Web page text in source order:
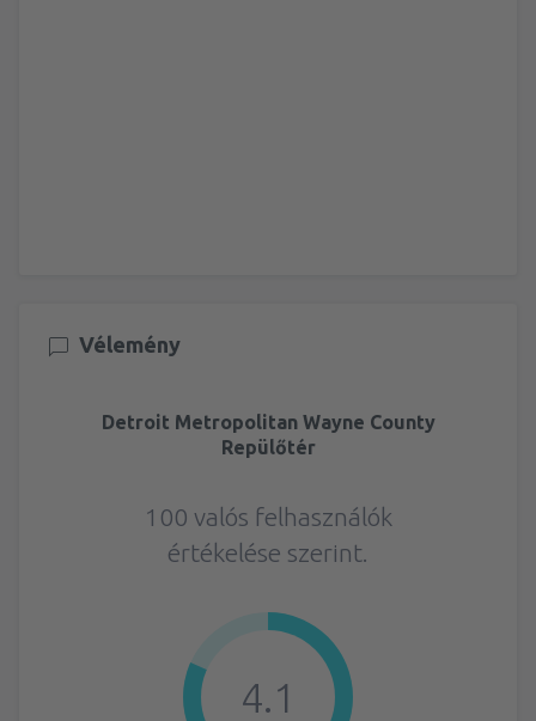
Vélemény
Detroit Metropolitan Wayne County
Repülőtér
100 valós felhasználók
értékelése szerint.
4.1